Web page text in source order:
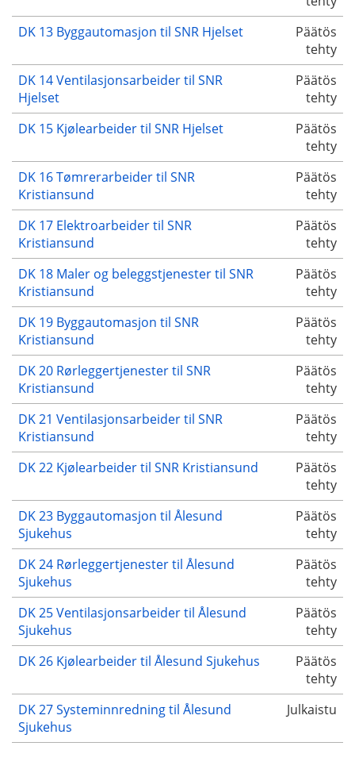
DK 13 Byggautomasjon til SNR Hjelset
Päätös
tehty
DK 14 Ventilasjonsarbeider til SNR
Hjelset
Päätös
tehty
DK 15 Kjølearbeider til SNR Hjelset
Päätös
tehty
DK 16 Tømrerarbeider til SNR
Kristiansund
Päätös
tehty
DK 17 Elektroarbeider til SNR
Kristiansund
Päätös
tehty
DK 18 Maler og beleggstjenester til SNR
Kristiansund
Päätös
tehty
DK 19 Byggautomasjon til SNR
Kristiansund
Päätös
tehty
DK 20 Rørleggertjenester til SNR
Kristiansund
Päätös
tehty
DK 21 Ventilasjonsarbeider til SNR
Kristiansund
Päätös
tehty
DK 22 Kjølearbeider til SNR Kristiansund
Päätös
tehty
DK 23 Byggautomasjon til Ålesund
Sjukehus
Päätös
tehty
DK 24 Rørleggertjenester til Ålesund
Sjukehus
Päätös
tehty
DK 25 Ventilasjonsarbeider til Ålesund
Sjukehus
Päätös
tehty
DK 26 Kjølearbeider til Ålesund Sjukehus
Päätös
tehty
DK 27 Systeminnredning til Ålesund
Sjukehus
Julkaistu